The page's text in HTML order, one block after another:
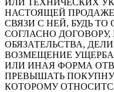
НАСТОЯЩЕЙ
СВЯЗИ С НЕЙ, БУДЬ
СОГЛАСНО
ОБЯЗАТЕЛЬСТВА,
ВОЗМЕЩЕНИЕ
ИЛИ ИНАЯ ФОРМА
ПРЕВЫШАТЬ
КОТОРОМУ